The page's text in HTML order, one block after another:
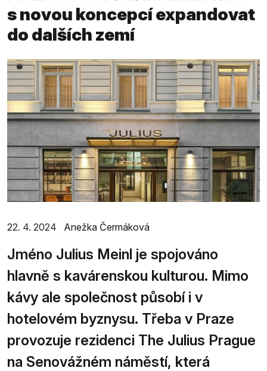
s novou koncepcí expandovat
do dalších zemí
22. 4. 2024 Anežka Čermáková
Jméno Julius Meinl je spojováno
hlavně s kavárenskou kulturou. Mimo
kávy ale společnost působí i v
hotelovém byznysu. Třeba v Praze
provozuje rezidenci The Julius Prague
na Senovážném náměstí, která